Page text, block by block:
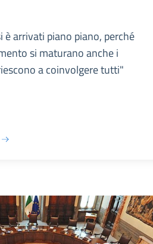
è arrivati piano piano, perché
si maturano anche i
a coinvolgere tutti"